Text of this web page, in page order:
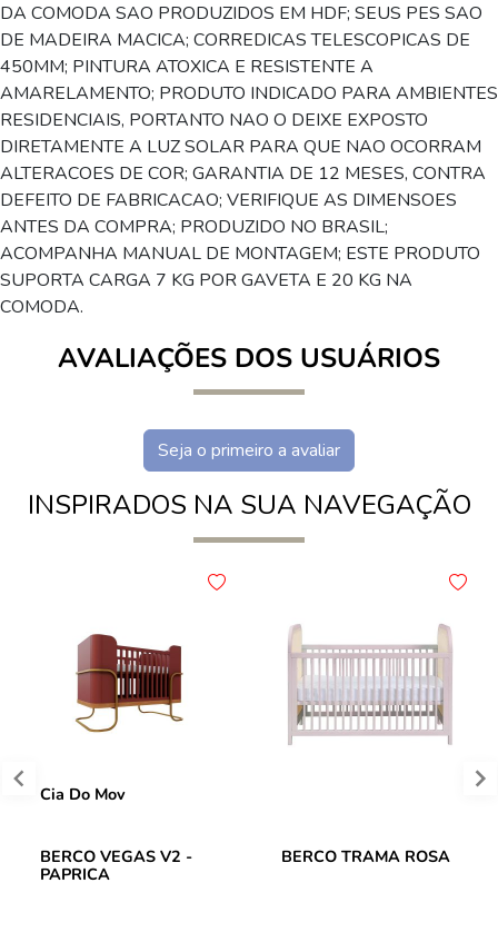
DA COMODA SAO PRODUZIDOS EM HDF; SEUS PES SAO
DE MADEIRA MACICA; CORREDICAS TELESCOPICAS DE
450MM; PINTURA ATOXICA E RESISTENTE A
AMARELAMENTO; PRODUTO INDICADO PARA AMBIENTES
RESIDENCIAIS, PORTANTO NAO O DEIXE EXPOSTO
DIRETAMENTE A LUZ SOLAR PARA QUE NAO OCORRAM
ALTERACOES DE COR; GARANTIA DE 12 MESES, CONTRA
DEFEITO DE FABRICACAO; VERIFIQUE AS DIMENSOES
ANTES DA COMPRA; PRODUZIDO NO BRASIL;
ACOMPANHA MANUAL DE MONTAGEM; ESTE PRODUTO
SUPORTA CARGA 7 KG POR GAVETA E 20 KG NA
COMODA.
AVALIAÇÕES DOS USUÁRIOS
Seja o primeiro a avaliar
INSPIRADOS NA SUA NAVEGAÇÃO
Cia Do Mov
BERCO VEGAS V2 -
PAPRICA
BERCO TRAMA ROSA